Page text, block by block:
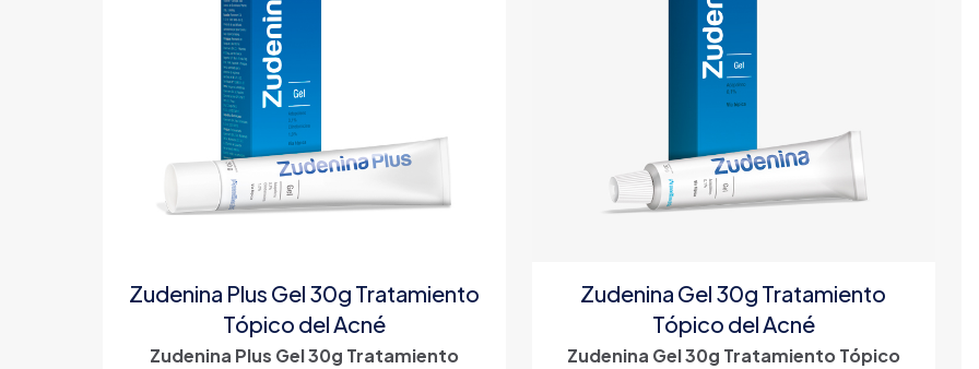
Zudenina Plus Gel 30g Tratamiento
Tópico del Acné
Zudenina Plus Gel 30g Tratamiento
Zudenina Gel 30g Tratamiento
Tópico del Acné
Zudenina Gel 30g Tratamiento Tópico